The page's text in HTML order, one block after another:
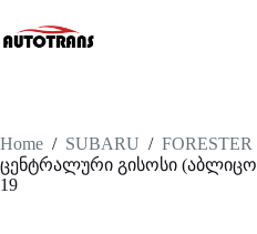
Home / SUBARU / FORESTER
ცენტრალური გისოსი
19